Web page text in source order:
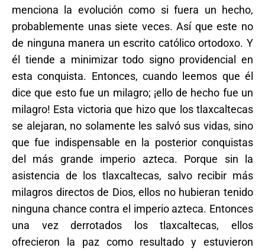
menciona la evolución como si fuera un hecho,
probablemente unas siete veces. Así que este no
de ninguna manera un escrito católico ortodoxo. Y
él tiende a minimizar todo signo providencial en
esta conquista. Entonces, cuando leemos que él
dice que esto fue un milagro; ¡ello de hecho fue un
milagro! Esta victoria que hizo que los tlaxcaltecas
se alejaran, no solamente les salvó sus vidas, sino
que fue indispensable en la posterior conquistas
del más grande imperio azteca. Porque sin la
asistencia de los tlaxcaltecas, salvo recibir más
milagros directos de Dios, ellos no hubieran tenido
ninguna chance contra el imperio azteca. Entonces
una vez derrotados los tlaxcaltecas, ellos
ofrecieron la paz como resultado y estuvieron